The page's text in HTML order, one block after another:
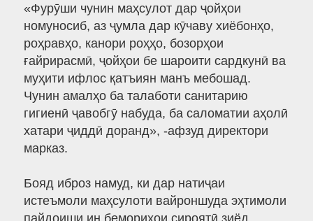
«Фурӯши чунин маҳсулот дар ҷойҳои
номуносиб, аз ҷумла дар кӯчаву хиёбонҳо,
роҳравҳо, канори роҳҳо, бозорҳои
ғайрирасмӣ, ҷойҳои бе шароити сардкунӣ ва
муҳити ифлос қатъиян манъ мебошад.
Чунин амалҳо ба талаботи санитарию
гигиенӣ ҷавобгӯ набуда, ба саломатии аҳолӣ
хатари ҷиддӣ доранд», -афзуд директори
марказ.
Бояд иброз намуд, ки дар натиҷаи
истеъмоли маҳсулоти вайроншуда эҳтимоли